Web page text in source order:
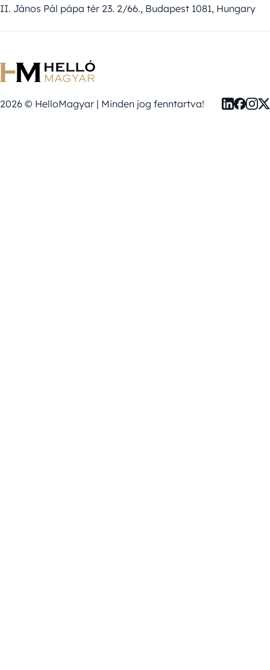
II. János Pál pápa tér 23. 2/66., Budapest 1081, Hungary
2026 © HelloMagyar | Minden jog fenntartva!